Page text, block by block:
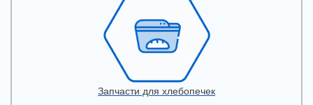
Запчасти для хлебопечек